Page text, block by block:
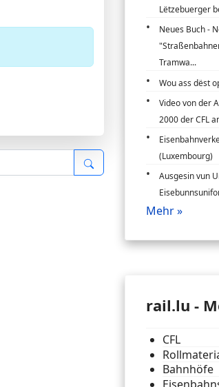
Lëtzebuerger
Neues Buch -
Tramwa...
Wou ass dëst
Video von der
2000 der CFL
(Luxembourg)
Ausgesin vun
Mehr »
rail.lu -
CFL
Bahnhöfe